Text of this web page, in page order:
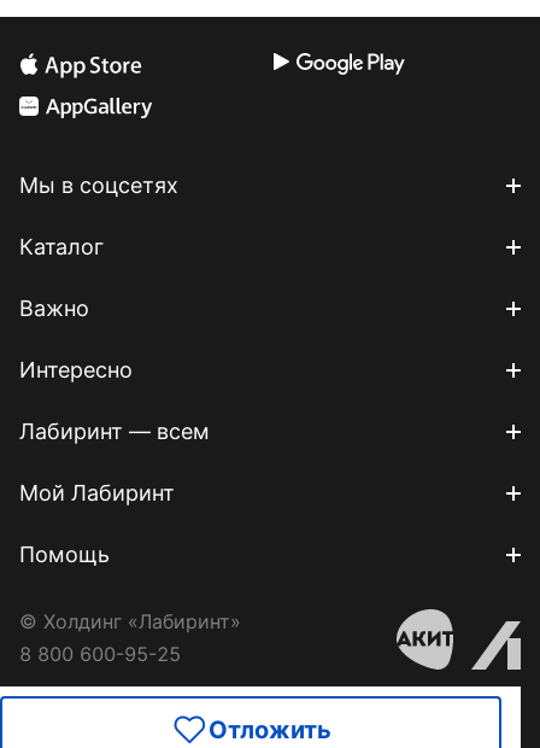
Отложить
Мы в соцсетях
Каталог
Важно
Интересно
Лабиринт — всем
Мой Лабиринт
Помощь
© Холдинг «Лабиринт»
8 800 600-95-25